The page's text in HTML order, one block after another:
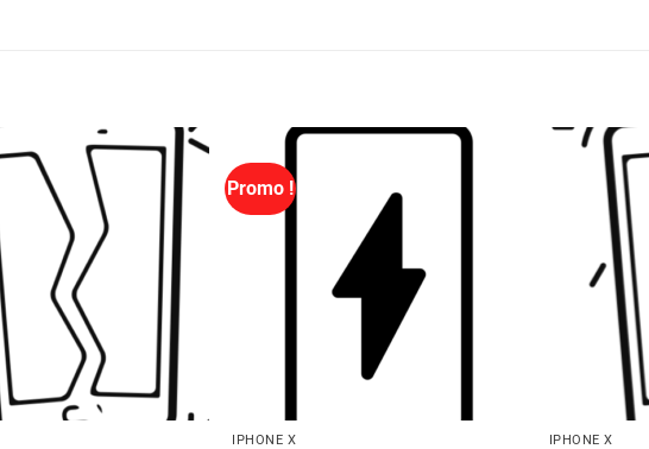
Promo !
IPHONE X IPHONE X